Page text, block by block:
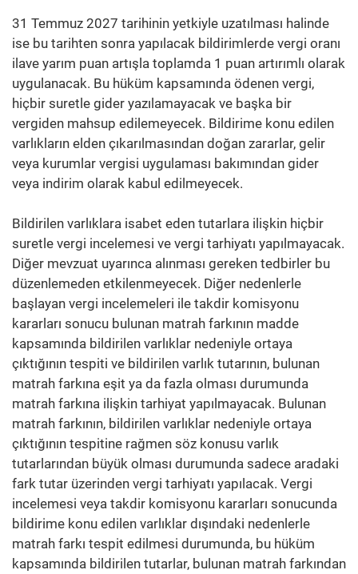
31 Temmuz 2027 tarihinin yetkiyle uzatılması halinde
ise bu tarihten sonra yapılacak bildirimlerde vergi oranı
ilave yarım puan artışla toplamda 1 puan artırımlı olarak
uygulanacak. Bu hüküm kapsamında ödenen vergi,
hiçbir suretle gider yazılamayacak ve başka bir
vergiden mahsup edilemeyecek. Bildirime konu edilen
varlıkların elden çıkarılmasından doğan zararlar, gelir
veya kurumlar vergisi uygulaması bakımından gider
veya indirim olarak kabul edilmeyecek.
Bildirilen varlıklara isabet eden tutarlara ilişkin hiçbir
suretle vergi incelemesi ve vergi tarhiyatı yapılmayacak.
Diğer mevzuat uyarınca alınması gereken tedbirler bu
düzenlemeden etkilenmeyecek. Diğer nedenlerle
başlayan vergi incelemeleri ile takdir komisyonu
kararları sonucu bulunan matrah farkının madde
kapsamında bildirilen varlıklar nedeniyle ortaya
çıktığının tespiti ve bildirilen varlık tutarının, bulunan
matrah farkına eşit ya da fazla olması durumunda
matrah farkına ilişkin tarhiyat yapılmayacak. Bulunan
matrah farkının, bildirilen varlıklar nedeniyle ortaya
çıktığının tespitine rağmen söz konusu varlık
tutarlarından büyük olması durumunda sadece aradaki
fark tutar üzerinden vergi tarhiyatı yapılacak. Vergi
incelemesi veya takdir komisyonu kararları sonucunda
bildirime konu edilen varlıklar dışındaki nedenlerle
matrah farkı tespit edilmesi durumunda, bu hüküm
kapsamında bildirilen tutarlar, bulunan matrah farkından